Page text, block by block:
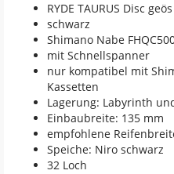
RYDE TAURUS Disc geös
schwarz
Shimano Nabe
mit Schnellspanner
nur kompatibel mit
Kassetten
Lagerung: Labyrinth
Einbaubreite: 135 mm
empfohlene
Speiche: Niro schwarz
32 Loch